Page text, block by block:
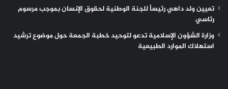
تعيين ولد داهي رئيساً للجنة الوطنية لحقوق الإنسان بموجب مرسوم
رئاسي
وزارة الشؤون الإسلامية تدعو لتوحيد خطبة الجمعة حول موضوع ترشيد
استهلاك الموارد الطبيعية